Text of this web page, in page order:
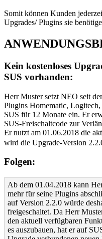
Somit können Kunden
Upgrades/ Plugins sie
Kein kostenloses
SUS vorhanden:
Herr Muster setzt NEO seit
Plugins Homematic,
SUS für 12 Monate ein. Er
SUS-Freischaltcode zur
Er nutzt am 01.06.2018 die
wird die Upgrade-Version
Folgen:
Ab dem 01.04.2018 kann
mehr für seine Plugins
auf Version 2.2.0 würde
freigeschaltet. Da Herr
den aktuell verfügbaren
es auszubauen, hat er auf